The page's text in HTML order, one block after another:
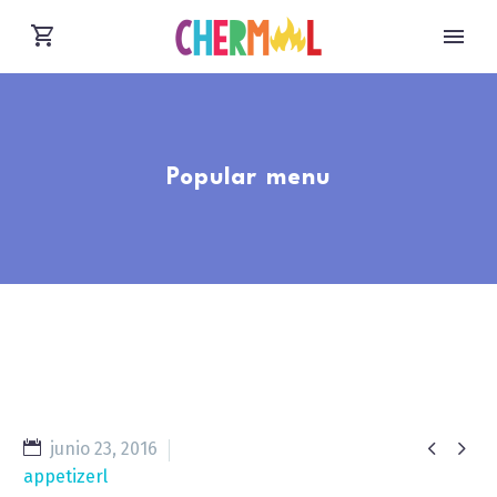
Popular menu
 
junio 23, 2016
appetizerl